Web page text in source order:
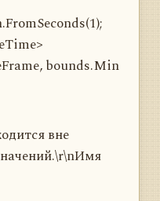
bounds.Min
вне